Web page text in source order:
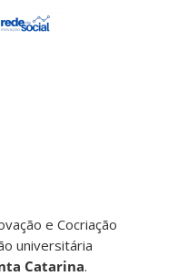
e Cocriação
universitária
Catarina.